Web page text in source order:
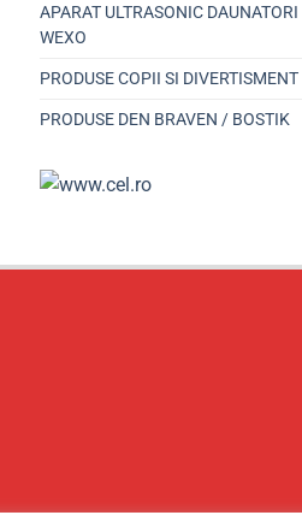
APARAT ULTRASONIC DAUNATORI
WEXO
PRODUSE COPII SI DIVERTISMENT
PRODUSE DEN BRAVEN / BOSTIK